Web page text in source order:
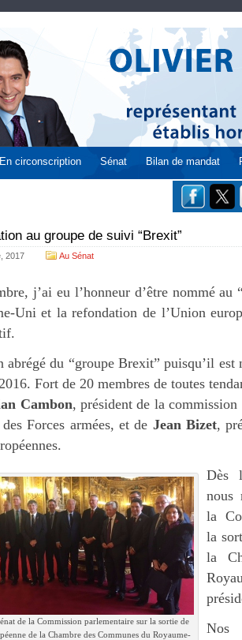
En circonscription Sénat Bilan de mandat
au groupe de suivi “Brexit”
2017 Au Sénat
j’ai eu l’honneur d’être nommé
Uni et la refondation de l’Union
abrégé du “groupe Brexit” puisqu’il
Fort de 20 membres de toutes
Cambon, président de la
Forces armées, et de Jean Bizet,
de la Commission parlementaire sur la sortie de
de la Chambre des Communes du Royaume-
Dès
nous
la
la
la
Nos